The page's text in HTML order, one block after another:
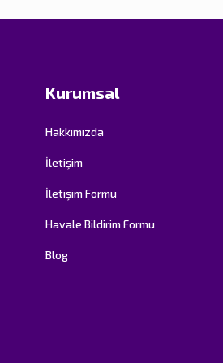
Kurumsal
Hakkımızda
İletişim
İletişim Formu
Havale Bildirim Formu
Blog